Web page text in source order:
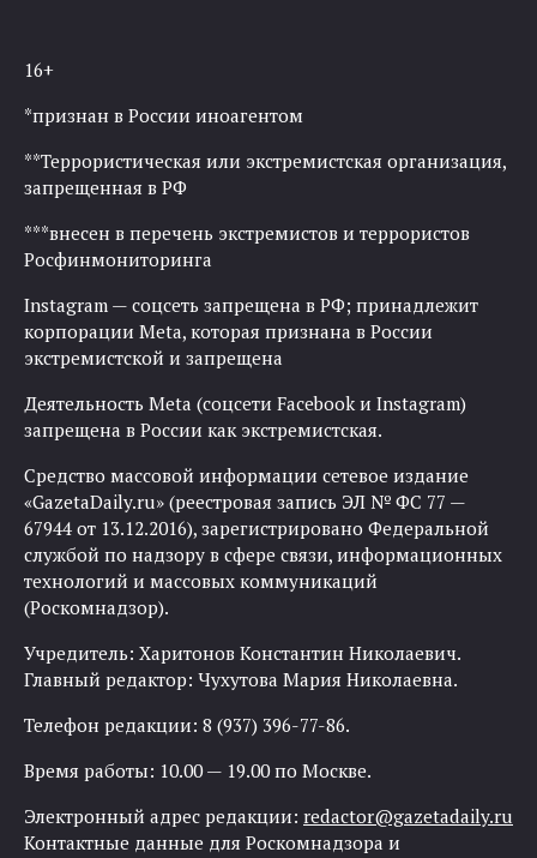
16+
*признан в России иноагентом
**Террористическая или экстремистская организация,
запрещенная в РФ
***внесен в перечень экстремистов и террористов
Росфинмониторинга
Instagram — соцсеть запрещена в РФ; принадлежит
корпорации Meta, которая признана в России
экстремистской и запрещена
Деятельность Meta (соцсети Facebook и Instagram)
запрещена в России как экстремистская.
Средство массовой информации сетевое издание
«GazetaDaily.ru» (реестровая запись ЭЛ № ФС 77 —
67944 от 13.12.2016), зарегистрировано Федеральной
службой по надзору в сфере связи, информационных
технологий и массовых коммуникаций
(Роскомнадзор).
Учредитель: Харитонов Константин Николаевич.
Главный редактор: Чухутова Мария Николаевна.
Телефон редакции: 8 (937) 396-77-86.
Время работы: 10.00 — 19.00 по Москве.
Электронный адрес редакции: redactor@gazetadaily.ru
Контактные данные для Роскомнадзора и